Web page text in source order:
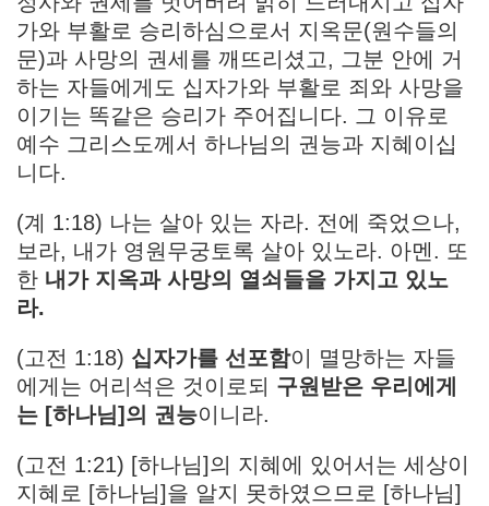
가와 부활로 승리하심으로서 지옥문(원수들의
문)과 사망의 권세를 깨뜨리셨고, 그분 안에 거
하는 자들에게도 십자가와 부활로 죄와 사망을
이기는 똑같은 승리가 주어집니다. 그 이유로
예수 그리스도께서 하나님의 권능과 지혜이십
니다.
(계 1:18) 나는 살아 있는 자라. 전에 죽었으나,
보라, 내가 영원무궁토록 살아 있노라. 아멘. 또
한 내가 지옥과 사망의 열쇠들을 가지고 있노
라.
(고전 1:18) 십자가를 선포함이 멸망하는 자들
에게는 어리석은 것이로되 구원받은 우리에게
는 [하나님]의 권능이니라.
(고전 1:21) [하나님]의 지혜에 있어서는 세상이
지혜로 [하나님]을 알지 못하였으므로 [하나님]